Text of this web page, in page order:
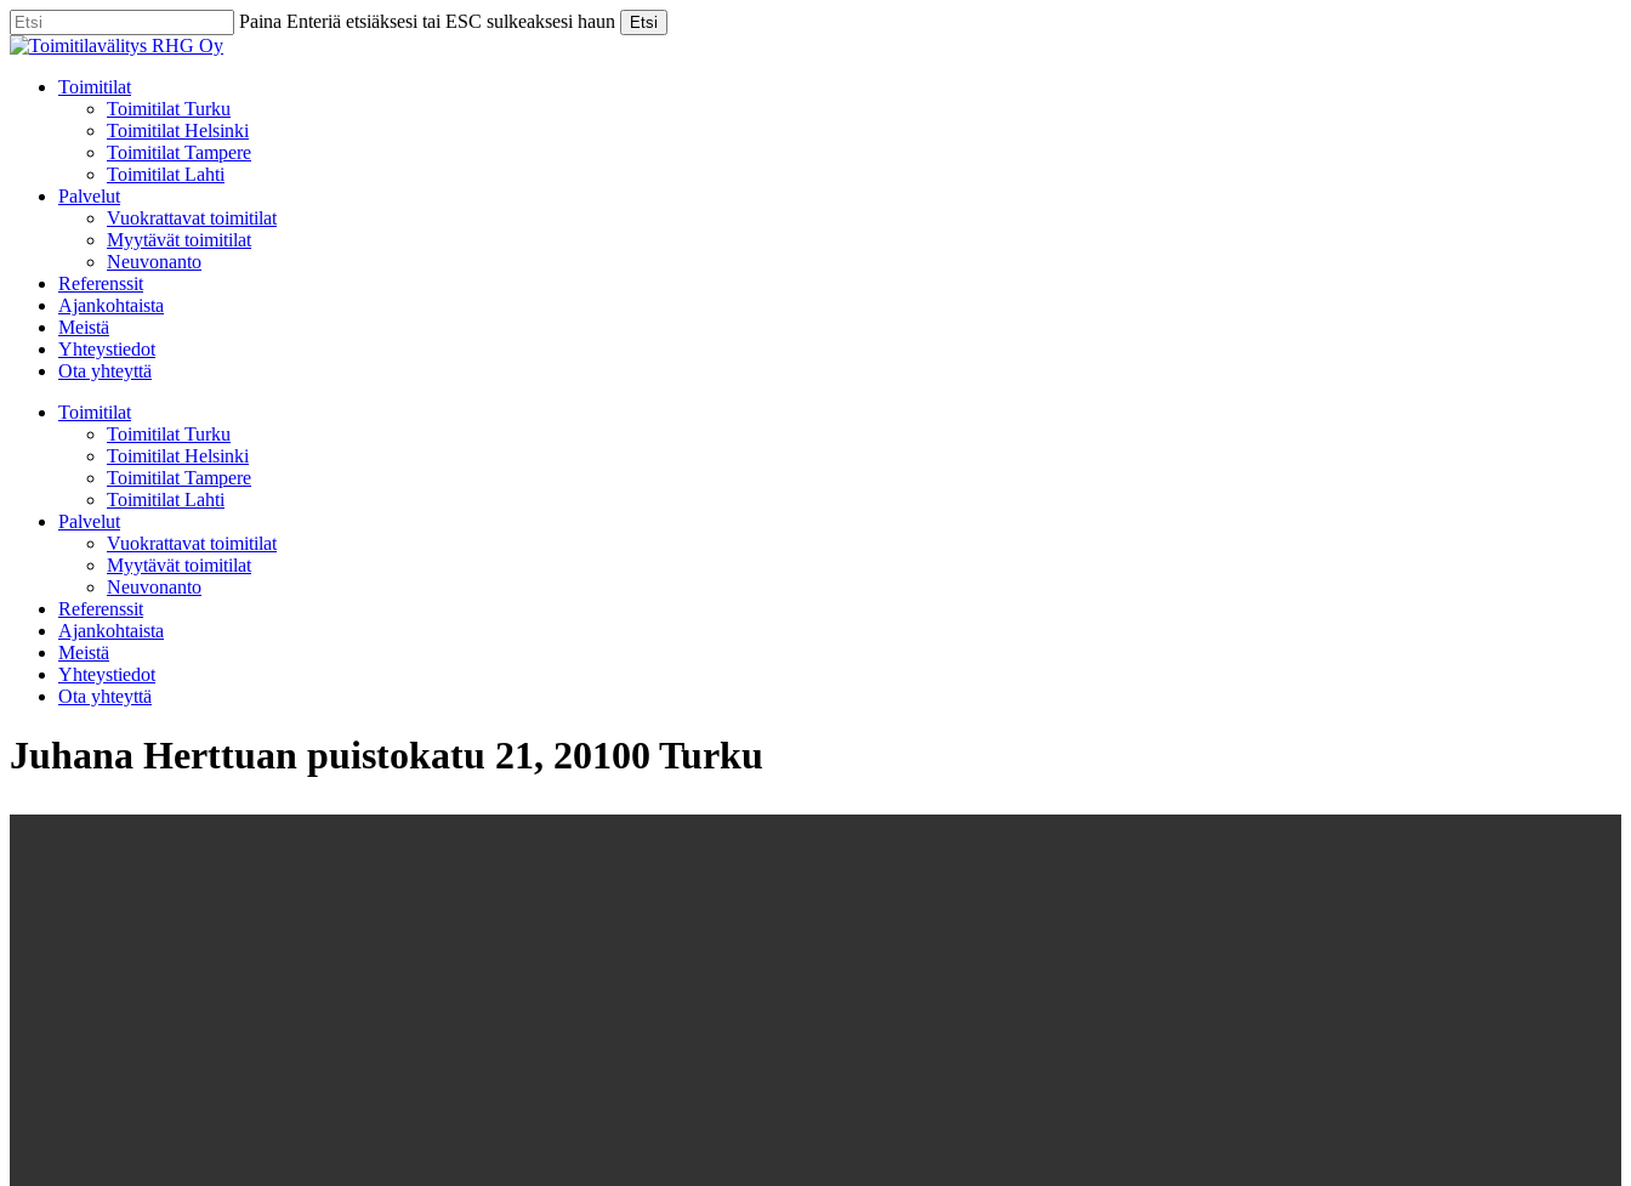
Skip
to
content
Paina Enteriä etsiäksesi tai ESC sulkeaksesi haun Etsi
Close
Menu
Toimitilat
Toimitilat Turku
Toimitilat Helsinki
Toimitilat Tampere
Toimitilat Lahti
Palvelut
Vuokrattavat toimitilat
Myytävät toimitilat
Neuvonanto
Referenssit
Ajankohtaista
Meistä
Yhteystiedot
Ota yhteyttä
Toimitilat
Toimitilat Turku
Toimitilat Helsinki
Toimitilat Tampere
Toimitilat Lahti
Palvelut
Vuokrattavat toimitilat
Myytävät toimitilat
Neuvonanto
Referenssit
Ajankohtaista
Meistä
Yhteystiedot
Ota yhteyttä
Juhana Herttuan puistokatu 21, 20100 Turku